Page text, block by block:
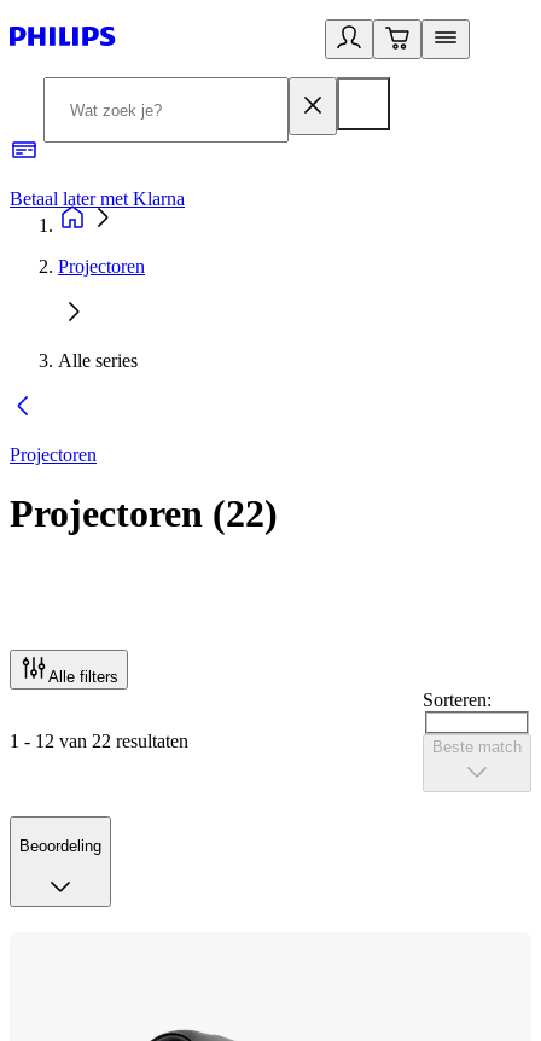
Betaal later met Klarna
Projectoren
Alle series
Projectoren
Projectoren (22)
Alle filters
1 - 12 van 22 resultaten
Sorteren:
Beste match
Beoordeling